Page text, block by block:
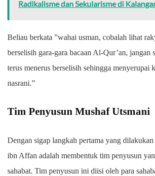
Radikalisme dan Sekularisme di
Beliau berkata ”wahai usman, cobalah lihat
berselisih gara-gara bacaan Al-Qur’an, jangan
terus menerus berselisih sehingga menyerupai
nasrani.”
Tim Penyusun Mushaf Utsmani
Dengan sigap langkah pertama yang
ibn Affan adalah membentuk tim penyusun
sahabat. Tim penyusun ini diisi oleh para